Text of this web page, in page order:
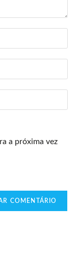
a próxima vez